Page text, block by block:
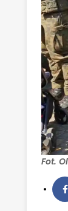
Fot.